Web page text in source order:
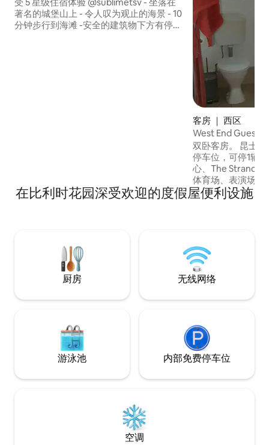
著名的城堡山上 - 令人叹为观止的海景 - 10
分钟步行到海滩 -安全的建筑物下方有停车
客房 ｜ 西区
West End
双卧客房。 昆士兰风格房屋的一楼。 街边
停车位，可停1辆
心、The Strand、
体育场、表演场地
特医院（Mater
斯维尔医院（
意阅读书籍或玩游戏。 提供无
Netflix和Prime。
在比利时花园深受欢迎的度假屋便利设施
厨房 无线网络
游泳池 内部免费停车位
空调